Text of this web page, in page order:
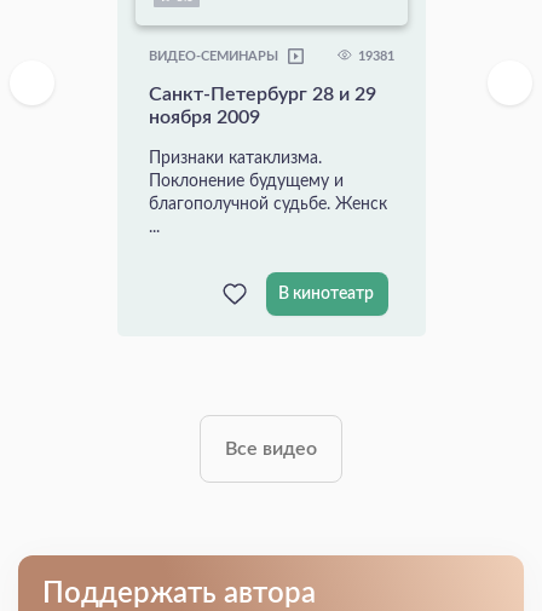
ВИДЕО-СЕМИНАРЫ 19381
Санкт-Петербург 28 и 29
ноября 2009
Признаки катаклизма.
Поклонение будущему и
благополучной судьбе. Женск
...
В кинотеатр
Все видео
Поддержать автора